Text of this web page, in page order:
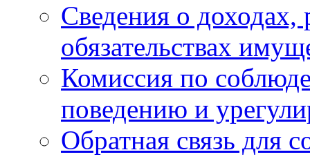
Сведения о доходах,
обязательствах
Комиссия по
поведению и
Обратная связь для